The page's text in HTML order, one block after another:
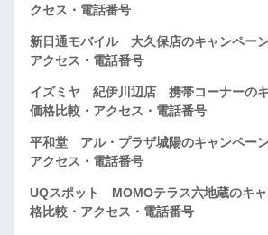
クセス・電話番号
新日通モバイル 大久保店のキャンペー
アクセス・電話番号
イズミヤ 紀伊川辺店 携帯コーナーのキ
価格比較・アクセス・電話番号
平和堂 アル・プラザ城陽のキャンペー
アクセス・電話番号
UQスポット MOMOテラス六地蔵のキ
格比較・アクセス・電話番号